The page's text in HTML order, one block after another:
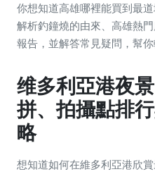
你想知道高雄哪裡能買到最
解析釣鐘燒的由來、高雄熱
報告，並解答常見疑問，幫
维多利亞港夜
拼、拍攝點排
略
想知道如何在維多利亞港欣